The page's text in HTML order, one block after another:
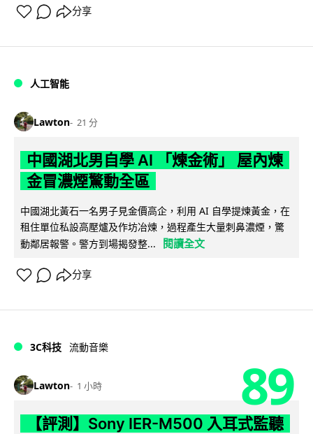
分享
人工智能
Lawton 21 分
中國湖北男自學 AI 「煉金術」 屋內煉
金冒濃煙驚動全區
中國湖北黃石一名男子見金價高企，利用 AI 自學提煉黃金，在
租住單位私設高壓爐及作坊冶煉，過程產生大量刺鼻濃煙，驚
動鄰居報警。警方到場揭發整...
閱讀全文
分享
3C科技 流動音樂
Lawton 1 小時 89
【評測】Sony IER-M500 入耳式監聽